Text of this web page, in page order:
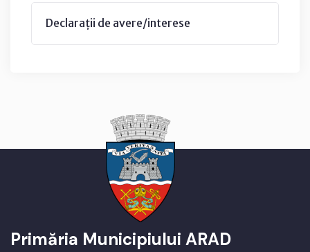
Declarații de avere/interese
Primăria Municipiului ARAD